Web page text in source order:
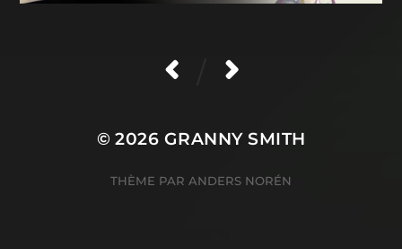
© 2026 GRANNY SMITH
THÈME PAR ANDERS NORÉN